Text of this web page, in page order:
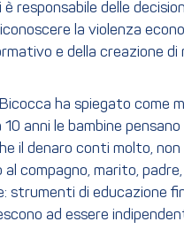
responsabile delle
la violenza
e della creazione
ha spiegato come
anni le bambine
il denaro conti molto,
compagno, marito,
strumenti di educazione
ad essere